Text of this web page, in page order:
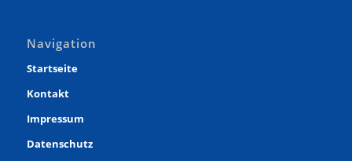
Navigation
Startseite
Kontakt
Impressum
Datenschutz